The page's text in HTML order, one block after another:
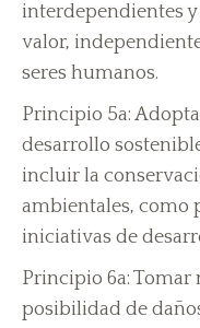
interdependientes
valor,
seres humanos.
Principio 5a:
desarrollo
incluir la
ambientales, como
iniciativas de
Principio 6a: Tomar
posibilidad de